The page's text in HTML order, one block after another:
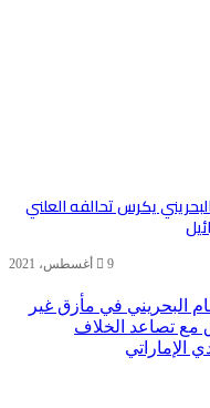
يكرس تحالفه العلني
9 أغسطس، 2021